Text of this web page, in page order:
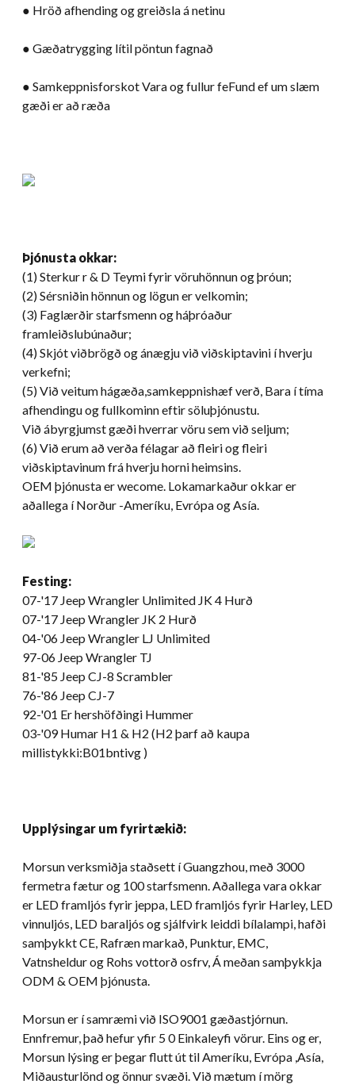
● Hröð afhending og greiðsla á netinu
● Gæðatrygging lítil pöntun fagnað
● Samkeppnisforskot Vara og fullur feFund ef um slæm
gæði er að ræða
Þjónusta okkar:
(1) Sterkur r & D Teymi fyrir vöruhönnun og þróun;
(2) Sérsniðin hönnun og lögun er velkomin;
(3) Faglærðir starfsmenn og háþróaður
framleiðslubúnaður;
(4) Skjót viðbrögð og ánægju við viðskiptavini í hverju
verkefni;
(5) Við veitum hágæða,samkeppnishæf verð, Bara í tíma
afhendingu og fullkominn eftir söluþjónustu.
Við ábyrgjumst gæði hverrar vöru sem við seljum;
(6) Við erum að verða félagar að fleiri og fleiri
viðskiptavinum frá hverju horni heimsins.
OEM þjónusta er wecome. Lokamarkaður okkar er
aðallega í Norður -Ameríku, Evrópa og Asía.
Festing:
07-'17 Jeep Wrangler Unlimited JK4 Hurð
07-'17 Jeep Wrangler JK 2 Hurð
04-'06 Jeep Wrangler LJ Unlimited
97-06 Jeep Wrangler TJ
81-'85 Jeep CJ-8 Scrambler
76-'86 Jeep CJ-7
92-'01 Er hershöfðingi Hummer
03-'09 Humar H1 & H2 (H2 þarf að kaupa
millistykki:B01bntivg )
Upplýsingar um fyrirtækið:
Morsun verksmiðja staðsett í Guangzhou, með 3000
fermetra fætur og 100 starfsmenn. Aðallega vara okkar
er LED framljós fyrir jeppa, LED framljós fyrir Harley, LED
vinnuljós, LED baraljós og sjálfvirk leiddi bílalampi, hafði
samþykkt CE, Rafræn markað, Punktur, EMC,
Vatnsheldur og Rohs vottorð osfrv, Á meðan samþykkja
ODM & OEM þjónusta.
Morsun er í samræmi við ISO9001 gæðastjórnun.
Ennfremur, það hefur yfir 5 0 Einkaleyfi vörur. Eins og er,
Morsun lýsing er þegar flutt út til Ameríku, Evrópa ,Asía,
Miðausturlönd og önnur svæði. Við mætum í mörg